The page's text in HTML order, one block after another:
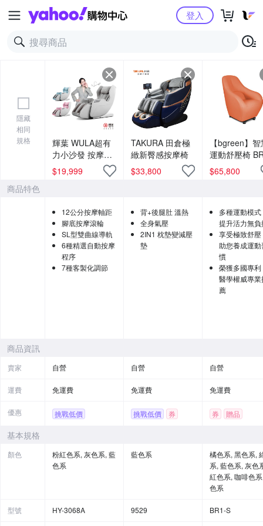
Yahoo購物中心登入
隱藏
相同
規格
輝葉 WULA超有
力小沙發 按摩椅
HY-3068A
$19,999
TAKURA 田倉極
緻新臀感按摩椅
$33,800
【bgreen】
運動舒壓椅
S 標準版 高科
皮革 ( 垂直律
$65,800
商品特色
12公分按摩軸距
腳底按摩滾輪
SL型雙曲線導軌
6種精選自動按摩
程序
7種客製化調節
背+後腿肚 溫熱
全身氣壓
2IN1 枕墊變減壓
墊
多種運動模式
提升活力無負
享受極致舒壓
助您養成運動
慣
榮獲多國專利
醫學權威專業
薦
商品資訊
賣家 自營 自營 自營
運費 免運費 免運費 免運費
優惠 挑戰低價 挑戰低價 券 券 贈品
基本規格
顏色
粉紅色系, 灰色系, 藍
色系
藍色系
橘色系, 黑色系,
系, 藍色系, 灰色
紅色系, 咖啡色
色系
型號 HY-3068A 9529 BR1-S